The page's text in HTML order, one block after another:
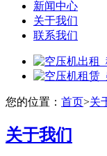
新闻中心
关于我们
联系我们
您的位置： 首页>关
关于我们